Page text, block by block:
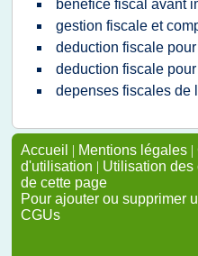
benefice fiscal avant
gestion fiscale et
deduction fiscale
deduction fiscale
depenses fiscales de
Accueil | Mentions légales |
d'utilisation | Utilisation des
de cette page
Pour ajouter ou supprimer
CGUs